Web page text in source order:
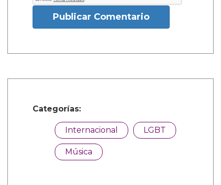
Publicar Comentario
Categorías:
Internacional LGBT
Música